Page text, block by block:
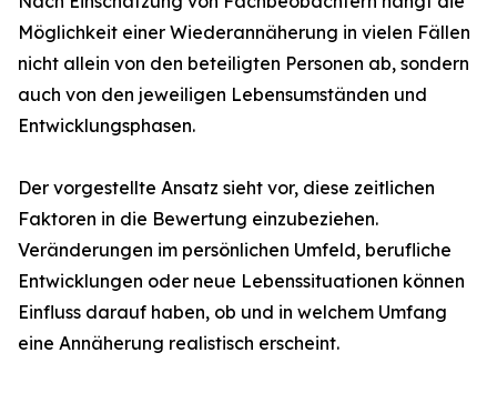
Möglichkeit einer Wiederannäherung in vielen Fällen
nicht allein von den beteiligten Personen ab, sondern
auch von den jeweiligen Lebensumständen und
Entwicklungsphasen.
Der vorgestellte Ansatz sieht vor, diese zeitlichen
Faktoren in die Bewertung einzubeziehen.
Veränderungen im persönlichen Umfeld, berufliche
Entwicklungen oder neue Lebenssituationen können
Einfluss darauf haben, ob und in welchem Umfang
eine Annäherung realistisch erscheint.